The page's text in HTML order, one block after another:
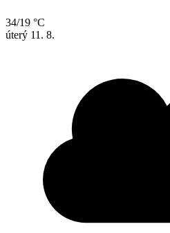
34/19 °C
úterý 11. 8.